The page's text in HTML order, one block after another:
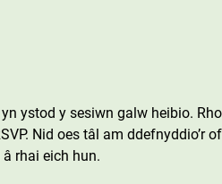
ystod y sesiwn galw heibio.
Nid oes tâl am
rhai eich hun.